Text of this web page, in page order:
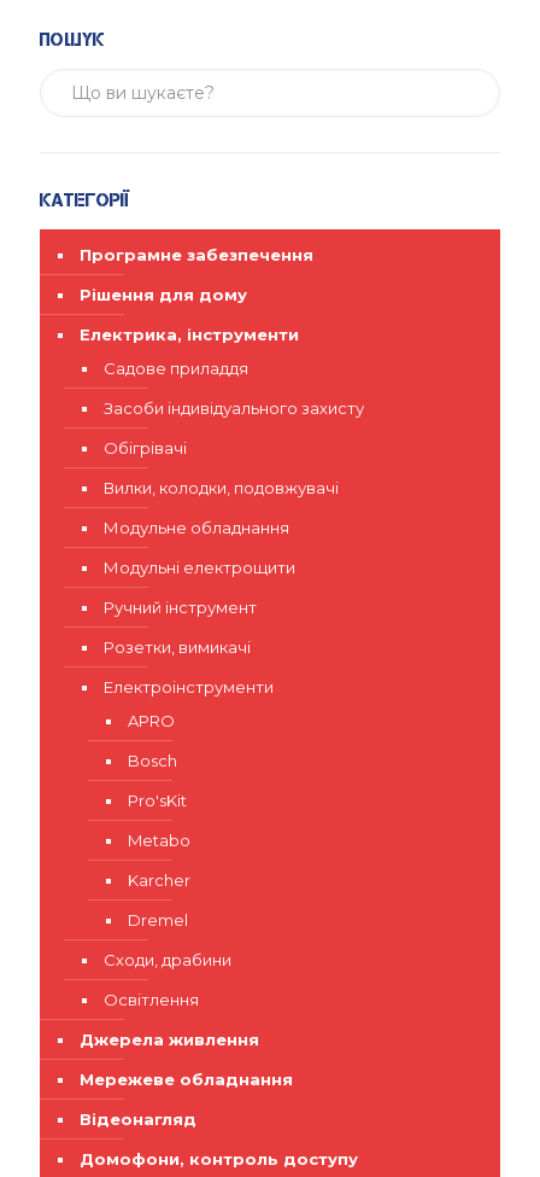
Пошук
Категорії
Програмне забезпечення
Рішення для дому
Електрика, інструменти
Садове приладдя
Засоби індивідуального захисту
Обігрівачі
Вилки, колодки, подовжувачі
Модульне обладнання
Модульні електрощити
Ручний інструмент
Розетки, вимикачі
Електроінструменти
APRO
Bosch
Pro'sKit
Metabo
Karcher
Dremel
Сходи, драбини
Освітлення
Джерела живлення
Мережеве обладнання
Відеонагляд
Домофони, контроль доступу